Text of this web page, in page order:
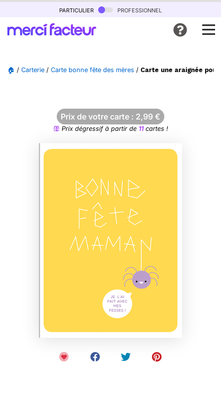
particulier professionnel
🏠 / Carterie / Carte bonne fête des mères / Carte une araignée
Prix de votre carte : 2,99 €
Prix dégressif à partir de 11cartes !